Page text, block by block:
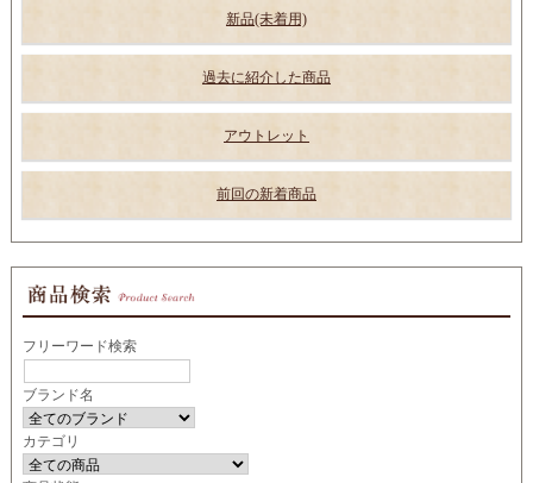
新品(未着用)
過去に紹介した商品
アウトレット
前回の新着商品
フリーワード検索
ブランド名
カテゴリ